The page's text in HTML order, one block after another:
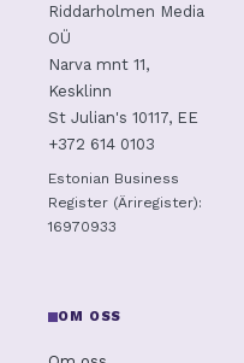
Riddarholmen Media
OÜ
Narva mnt 11,
Kesklinn
St Julian's 10117, EE
+372 614 0103
Estonian Business
Register (Äriregister):
16970933
OM OSS